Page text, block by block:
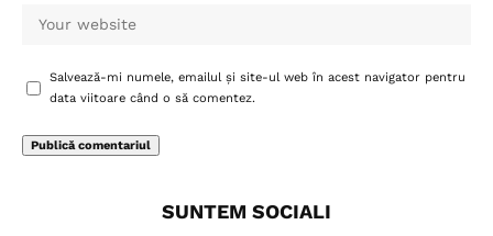
Salvează-mi numele, emailul și site-ul web în acest navigator pentru
data viitoare când o să comentez.
SUNTEM SOCIALI